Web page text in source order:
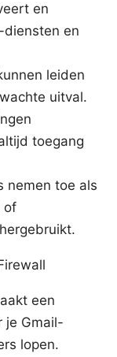
en
diensten en
leiden
uitval.
toegang
nemen toe als
of
een
je Gmail-
lopen.